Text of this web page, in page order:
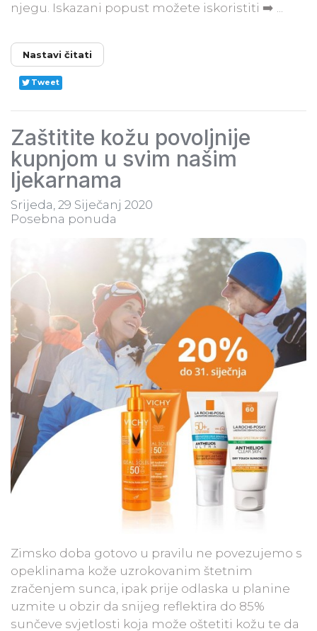
njegu. Iskazani popust možete iskoristiti ➡️ ...
Nastavi čitati
Tweet
Zaštitite kožu povoljnije
kupnjom u svim našim
ljekarnama
Srijeda, 29 Siječanj 2020
Posebna ponuda
Zimsko doba gotovo u pravilu ne povezujemo s
opeklinama kože uzrokovanim štetnim
zračenjem sunca, ipak prije odlaska u planine
uzmite u obzir da snijeg reflektira do 85%
sunčeve svjetlosti koja može oštetiti kožu te da